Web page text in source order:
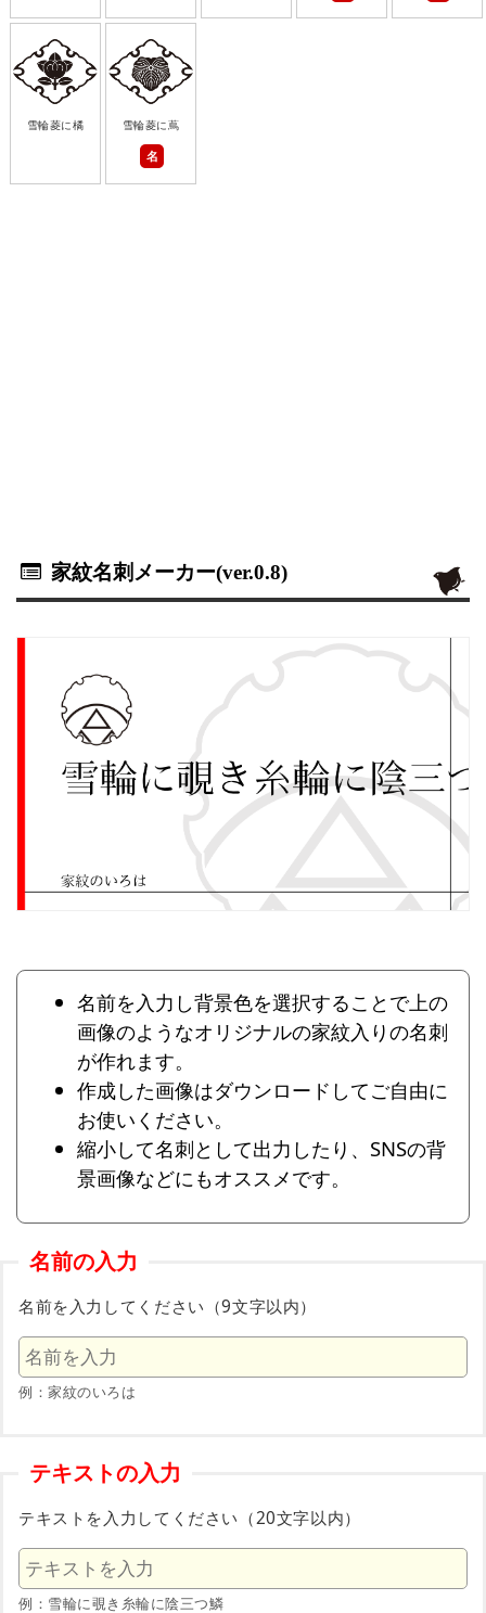
雪輪菱に橘 雪輪菱に蔦
名
家紋名刺メーカー(ver.0.8)
名前を入力し背景色を選択することで上の
画像のようなオリジナルの家紋入りの名刺
が作れます。
作成した画像はダウンロードしてご自由に
お使いください。
縮小して名刺として出力したり、SNSの背
景画像などにもオススメです。
名前の入力
名前を入力してください（9文字以内）
例：家紋のいろは
テキストの入力
テキストを入力してください（20文字以内）
例：雪輪に覗き糸輪に陰三つ鱗